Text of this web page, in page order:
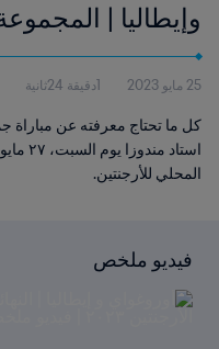
٢٠ سنة FIFA الأرجنتين ٢٠٢٣™
25 مايو 2023 1دقيقة 24ثانية
كل ما تحتاج معرفته عن مباراة
المحلي للأرجنتين.
فيديو ملخص